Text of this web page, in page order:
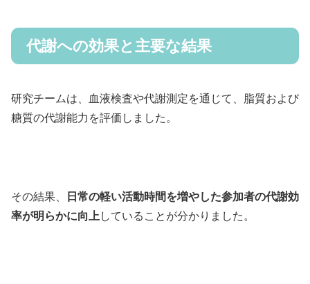
代謝への効果と主要な結果
研究チームは、血液検査や代謝測定を通じて、脂質および
糖質の代謝能力を評価しました。
その結果、
日常の軽い活動時間を増やした参加者の代謝効
率が明らかに向上 していることが分かりました。